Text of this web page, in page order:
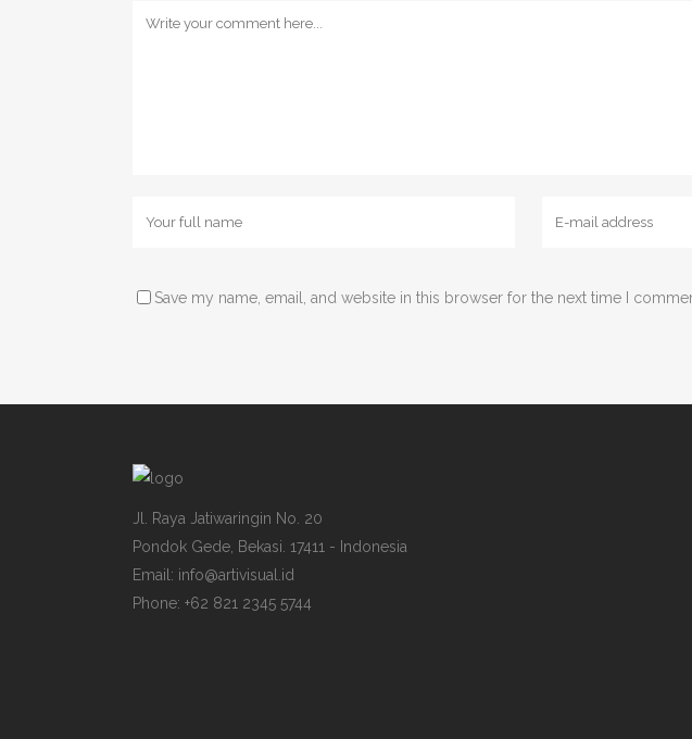
Save my name, email, and website in this browser for the next time I
Jl. Raya Jatiwaringin No. 20
Pondok Gede, Bekasi. 17411 - Indonesia
Email: info@artivisual.id
Phone: +62 821 2345 5744